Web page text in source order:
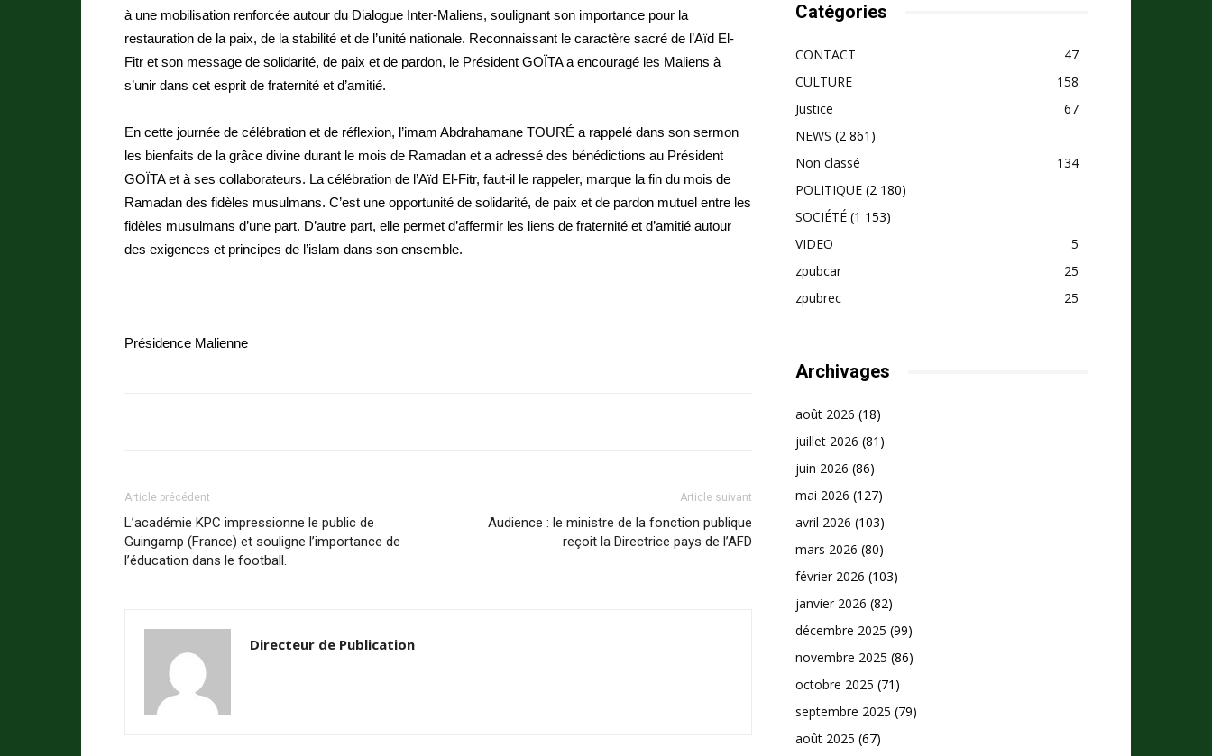
à une mobilisation renforcée autour du Dialogue Inter-Maliens, soulignant son importance pour la
restauration de la paix, de la stabilité et de l’unité nationale. Reconnaissant le caractère sacré de l’Aïd El-
Fitr et son message de solidarité, de paix et de pardon, le Président GOÏTA a encouragé les Maliens à
s’unir dans cet esprit de fraternité et d’amitié.
En cette journée de célébration et de réflexion, l’imam Abdrahamane TOURÉ a rappelé dans son sermon
les bienfaits de la grâce divine durant le mois de Ramadan et a adressé des bénédictions au Président
GOÏTA et à ses collaborateurs. La célébration de l’Aïd El-Fitr, faut-il le rappeler, marque la fin du mois de
Ramadan des fidèles musulmans. C’est une opportunité de solidarité, de paix et de pardon mutuel entre les
fidèles musulmans d’une part. D’autre part, elle permet d’affermir les liens de fraternité et d’amitié autour
des exigences et principes de l’islam dans son ensemble.
Présidence Malienne
Article précédent
L’académie KPC impressionne le public de
Guingamp (France) et souligne l’importance de
l’éducation dans le football.
Article suivant
Audience : le ministre de la fonction publique
reçoit la Directrice pays de l’AFD
Directeur de Publication
Catégories
CONTACT
47
CULTURE
158
Justice
67
NEWS (2 861)
Non classé
134
POLITIQUE (2 180)
SOCIÉTÉ (1 153)
VIDEO
5
zpubcar
25
zpubrec
25
Archivages
août 2026 (18)
juillet 2026 (81)
juin 2026 (86)
mai 2026 (127)
avril 2026 (103)
mars 2026 (80)
février 2026 (103)
janvier 2026 (82)
décembre 2025 (99)
novembre 2025 (86)
octobre 2025 (71)
septembre 2025 (79)
août 2025 (67)